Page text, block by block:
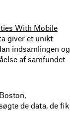
With Mobile
giver et unikt
indsamlingen og
af samfundet
de data, de fik